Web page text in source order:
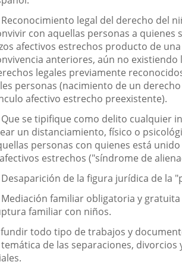
legal del derecho del
con aquellas personas a quienes
afectivos estrechos producto de
anteriores, aún no existiendo
legales previamente
personas (nacimiento de un
afectivo estrecho preexistente).
Que se tipifique como delito cualquier
un distanciamiento, físico o
personas con quienes está
estrechos ("síndrome de
Desaparición de la figura jurídica de la
Mediación familiar obligatoria y gratuita
familiar con niños.
todo tipo de trabajos y
de las separaciones,